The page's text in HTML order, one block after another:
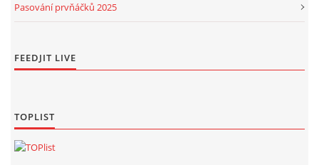
Pasování prvňáčků 2025
FEEDJIT LIVE
TOPLIST